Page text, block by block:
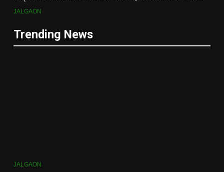
जाधव यांच्या मार्गदर्शनाखाली ऐतिहासिक यात्रा
JALGAON
Trending News
JALGAON